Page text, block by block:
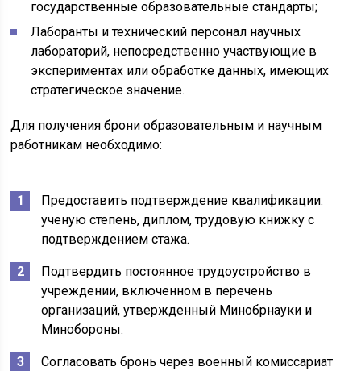
государственные образовательные стандарты;
Лаборанты и технический персонал научных
лабораторий, непосредственно участвующие в
экспериментах или обработке данных, имеющих
стратегическое значение.
Для получения брони образовательным и научным
работникам необходимо:
Предоставить подтверждение квалификации:
ученую степень, диплом, трудовую книжку с
подтверждением стажа.
Подтвердить постоянное трудоустройство в
учреждении, включенном в перечень
организаций, утвержденный Минобрнауки и
Минобороны.
Согласовать бронь через военный комиссариат